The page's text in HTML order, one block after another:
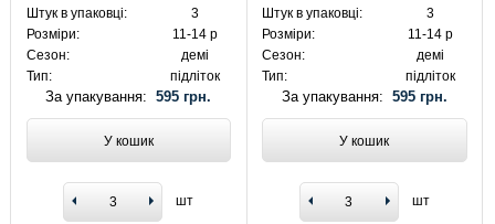
Штук в упаковці:
3
Розміри:
11-14 р
Сезон:
демі
Тип:
підліток
За упакування:595 грн.
У кошик
шт
Штук в упаковці:
3
Розміри:
11-14 р
Сезон:
демі
Тип:
підліток
За упакування: 595 грн.
У кошик
шт